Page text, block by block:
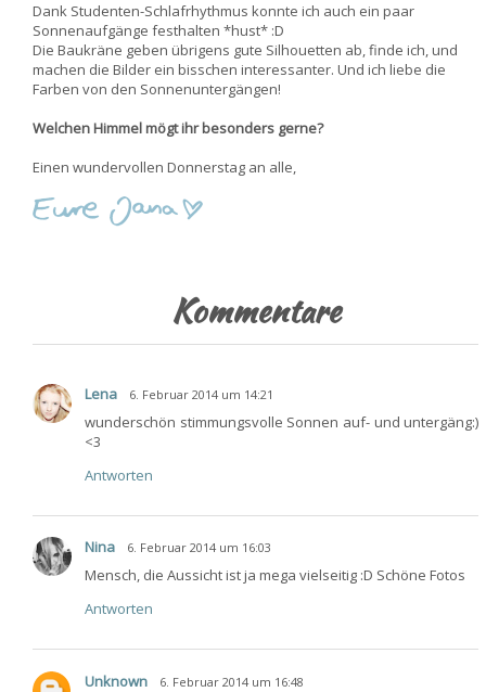
Dank Studenten-Schlafrhythmus konnte ich auch ein paar
Sonnenaufgänge festhalten *hust* :D
Die Baukräne geben übrigens gute Silhouetten ab, finde ich, und
machen die Bilder ein bisschen interessanter. Und ich liebe die
Farben von den Sonnenuntergängen!
Welchen Himmel mögt ihr besonders gerne?
Einen wundervollen Donnerstag an alle,
Kommentare
Lena 6. Februar 2014 um 14:21
wunderschön stimmungsvolle Sonnen auf- und untergäng:)
<3
Antworten
Nina 6. Februar 2014 um 16:03
Mensch, die Aussicht ist ja mega vielseitig :D Schöne Fotos
Antworten
Unknown 6. Februar 2014 um 16:48